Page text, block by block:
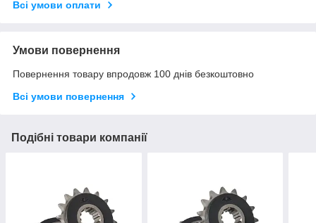
Всі умови оплати
Умови повернення
Повернення товару впродовж 100 днів безкоштовно
Всі умови повернення
Подібні товари компанії